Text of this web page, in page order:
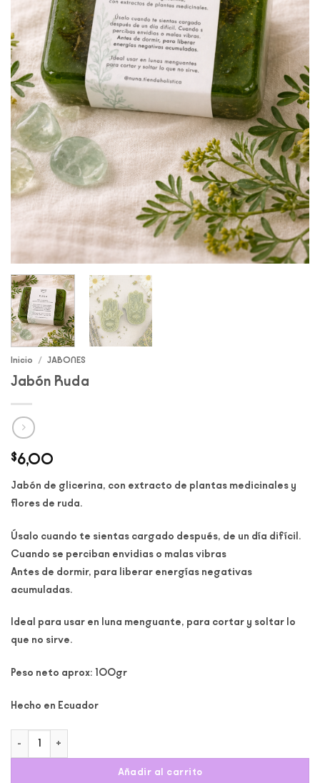
Inicio / JABONES
Jabón Ruda
$6,00
Jabón de glicerina, con extracto de plantas medicinales y
flores de ruda.
Úsalo cuando te sientas cargado después, de un día difícil.
Cuando se perciban envidias o malas vibras
Antes de dormir, para liberar energías negativas
acumuladas.
Ideal para usar en luna menguante, para cortar y soltar lo
que no sirve.
Peso neto aprox: 100gr
Hecho en Ecuador
Jabón Ruda cantidad
Añadir al carrito